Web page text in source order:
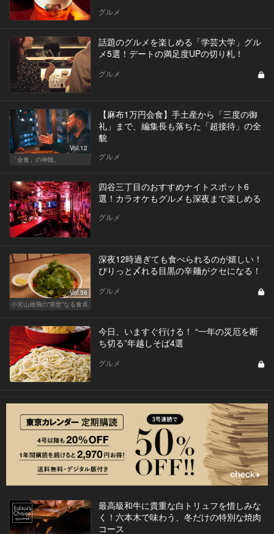
グルメ
話題のグルメを楽しめる「学芸大学」グル
メ5選！デートの満足度UPの切り札！
グルメ
Vol.12
「会食」の神髄。
【麻布1万円会食】手土産から「三度の御
礼」まで、編集長も落ちた「超接待」の全
貌
グルメ
四谷三丁目のおすすめナイトスポット6
選！カラオケもグルメも深夜まで楽しめる
グルメ
Vol.56
小宮山雄飛の“英世”なる食卓
深夜12時過ぎても食べられるのが嬉しい！
ぴりっと〆れる目黒の辛麺がクセになる！
グルメ
今日、いますぐ行ける！ “一年の災厄を断
ち切る”年越しそば4選
グルメ
最高級和牛に貴重な白トリュフを惜しみな
く！六本木で味わう、冬だけの特別な焼肉
コース